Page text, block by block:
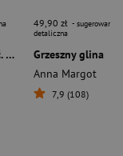
Zapomniana miłość. Night. Black Angels MC. Tom 2
49,90 zł - sugerowana
detaliczna
Grzeszny glina
Anna Margot
7,9 (108)